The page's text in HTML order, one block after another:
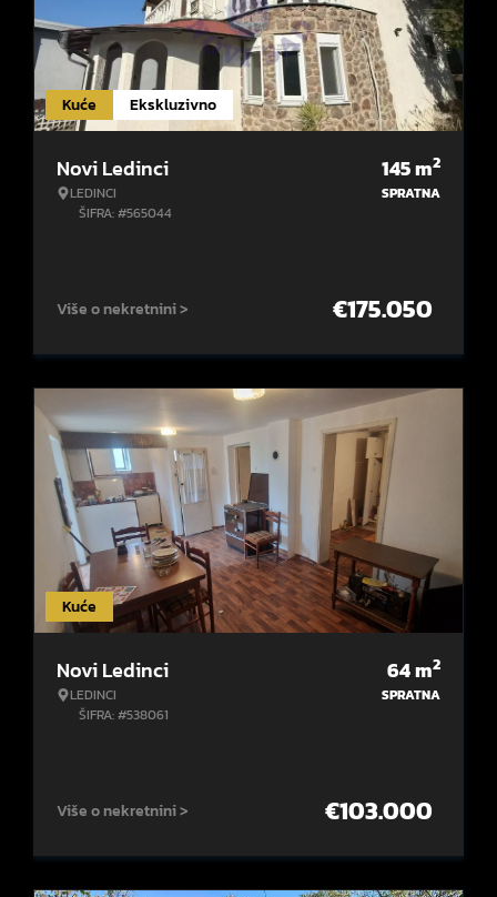
Kuće Ekskluzivno
Novi Ledinci
LEDINCI
ŠIFRA: #565044
145m2
SPRATNA
Više o nekretnini > €175.050
Kuće
Novi Ledinci
LEDINCI
ŠIFRA: #538061
64m2
SPRATNA
Više o nekretnini > €103.000